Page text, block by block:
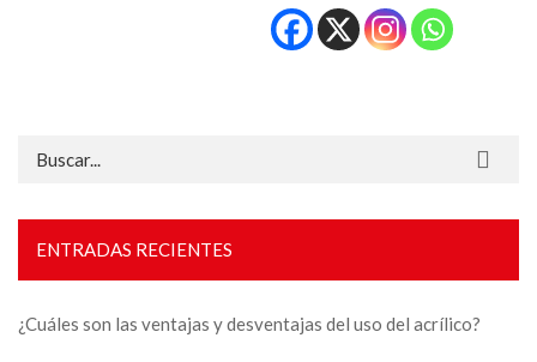
Buscar:
ENTRADAS RECIENTES
¿Cuáles son las ventajas y desventajas del uso del acrílico?